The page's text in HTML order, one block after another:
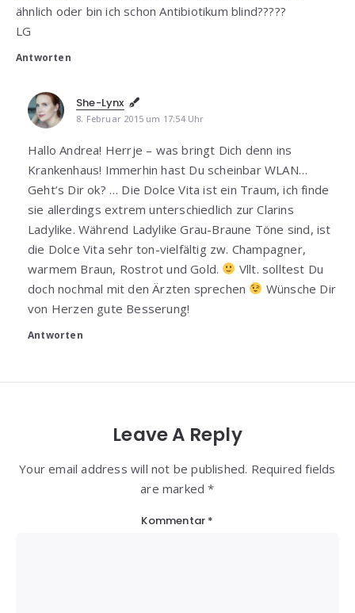
ähnlich oder bin ich schon Antibiotikum blind?????
LG
Antworten
She-Lynx
8. Februar 2015 um 17:54 Uhr
Hallo Andrea! Herrje – was bringt Dich denn ins
Krankenhaus! Immerhin hast Du scheinbar WLAN…
Geht’s Dir ok? … Die Dolce Vita ist ein Traum, ich finde
sie allerdings extrem unterschiedlich zur Clarins
Ladylike. Während Ladylike Grau-Braune Töne sind, ist
die Dolce Vita sehr ton-vielfältig zw. Champagner,
warmem Braun, Rostrot und Gold.
Vllt. solltest Du
doch nochmal mit den Ärzten sprechen
Wünsche Dir
von Herzen gute Besserung!
Antworten
Leave A Reply
Your email address will not be published. Required fields
are marked *
Kommentar *